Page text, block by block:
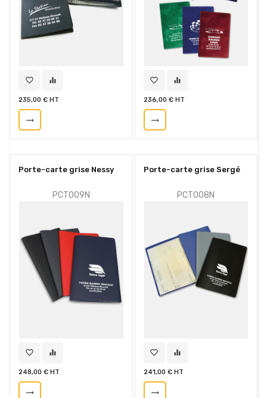
favorite_border equalizer
235,00 € HT
trending_flat
favorite_border equalizer
236,00 € HT
trending_flat
Porte-carte grise Nessy
PCT009N
favorite_border equalizer
248,00 € HT
trending_flat
Porte-carte grise Sergé
PCT008N
favorite_border equalizer
241,00 € HT
trending_flat